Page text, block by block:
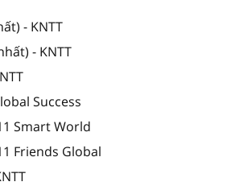
- KNTT
- KNTT
Success
Smart World
Friends Global